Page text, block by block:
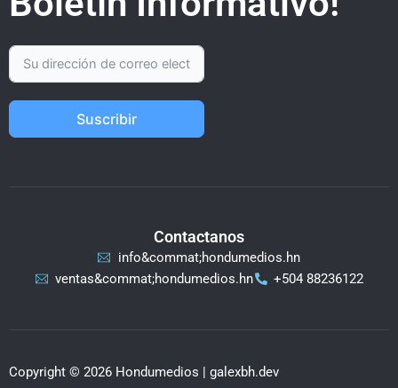
Suscribir
Contactanos
info&commat;hondumedios.hn
ventas&commat;hondumedios.hn
+504 88236122
Copyright © 2026 Hondumedios | galexbh.dev